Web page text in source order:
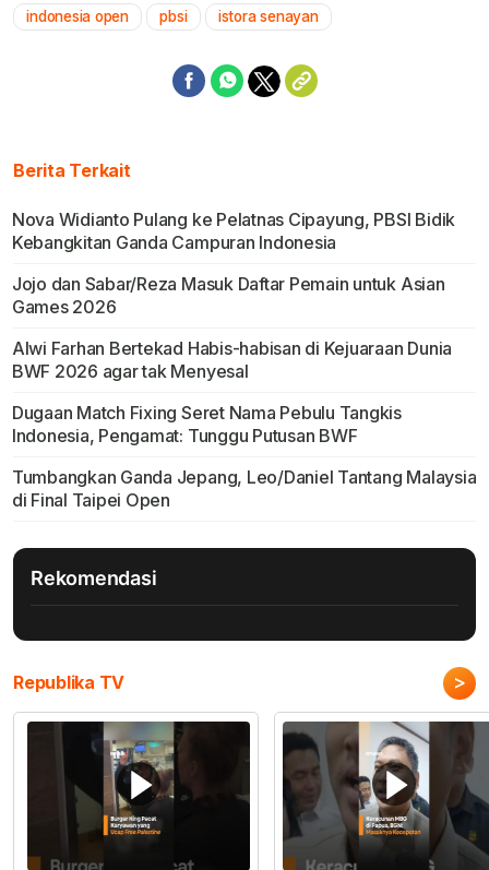
indonesia open pbsi istora senayan
Berita Terkait
Nova Widianto Pulang ke Pelatnas Cipayung, PBSI Bidik
Kebangkitan Ganda Campuran Indonesia
Jojo dan Sabar/Reza Masuk Daftar Pemain untuk Asian
Games 2026
Alwi Farhan Bertekad Habis-habisan di Kejuaraan Dunia
BWF 2026 agar tak Menyesal
Dugaan Match Fixing Seret Nama Pebulu Tangkis
Indonesia, Pengamat: Tunggu Putusan BWF
Tumbangkan Ganda Jepang, Leo/Daniel Tantang Malaysia
di Final Taipei Open
Rekomendasi
Republika TV >